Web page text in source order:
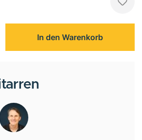
In den Warenkorb